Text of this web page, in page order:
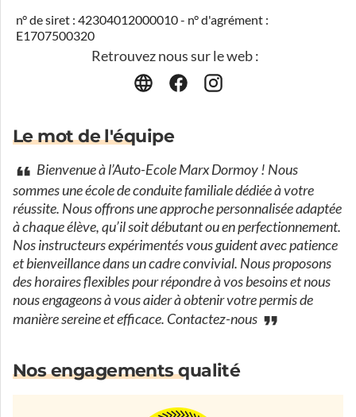
n° de siret : 42304012000010 - n° d'agrément :
E1707500320
Retrouvez nous sur le web :
Le mot de l'équipe
Bienvenue à l’Auto-Ecole Marx Dormoy ! Nous
sommes une école de conduite familiale dédiée à votre
réussite. Nous offrons une approche personnalisée adaptée
à chaque élève, qu’il soit débutant ou en perfectionnement.
Nos instructeurs expérimentés vous guident avec patience
et bienveillance dans un cadre convivial. Nous proposons
des horaires flexibles pour répondre à vos besoins et nous
nous engageons à vous aider à obtenir votre permis de
manière sereine et efficace. Contactez-nous
Nos engagements qualité